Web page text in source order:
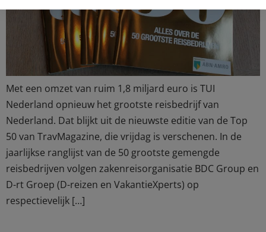
Met een omzet van ruim 1,8 miljard euro is TUI
Nederland opnieuw het grootste reisbedrijf van
Nederland. Dat blijkt uit de nieuwste editie van de Top
50 van TravMagazine, die vrijdag is verschenen. In de
jaarlijkse ranglijst van de 50 grootste gemengde
reisbedrijven volgen zakenreisorganisatie BDC Group en
D-rt Groep (D-reizen en VakantieXperts) op
respectievelijk […]